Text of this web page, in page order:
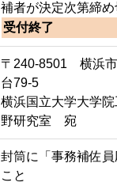
補者が決定次第締め
受付終了
〒240-8501 横浜
台79-5
横浜国立大学大学
野研究室 宛
封筒に「事務補佐
こと